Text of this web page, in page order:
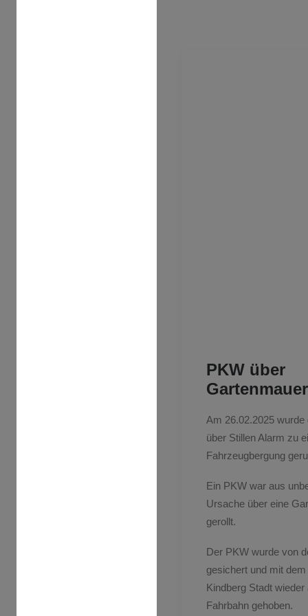
PKW über
Am 26.02.2025 wurde
über Stillen Alarm zu
Fahrzeugbergung
Ein PKW war aus
Ursache über eine
gerollt.
Der PKW wurde von
gesichert und mit
Kindberg Stadt wieder
Fahrbahn gehoben.